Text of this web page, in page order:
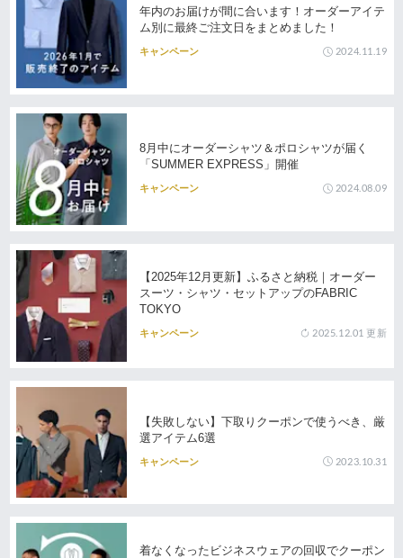
年内のお届けが間に合います！オーダーアイテ
ム別に最終ご注文日をまとめました！
キャンペーン 2024.11.19
8月中にオーダーシャツ＆ポロシャツが届く
「SUMMER EXPRESS」開催
キャンペーン 2024.08.09
【2025年12月更新】ふるさと納税｜オーダー
スーツ・シャツ・セットアップのFABRIC
TOKYO
キャンペーン 2025.12.01 更新
【失敗しない】下取りクーポンで使うべき、厳
選アイテム6選
キャンペーン 2023.10.31
着なくなったビジネスウェアの回収でクーポン